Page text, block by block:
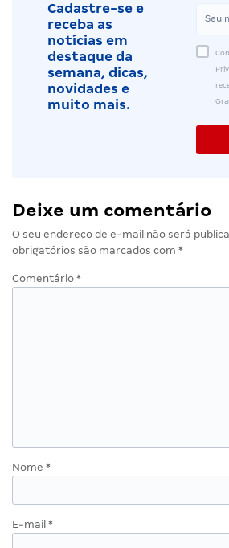
Cadastre-se e
receba as
notícias em
destaque da
semana, dicas,
novidades e
muito mais.
Deixe um comentário
O seu endereço de e-mail não será
obrigatórios são marcados com *
Comentário *
Nome *
E-mail *